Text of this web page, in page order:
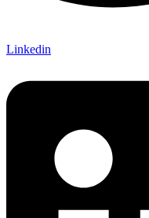
Linkedin